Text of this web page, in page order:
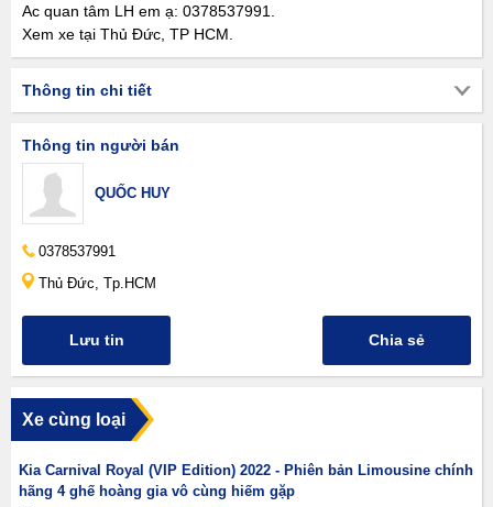
Ac quan tâm LH em ạ: 0378537991.
Xem xe tại Thủ Đức, TP HCM.
Thông tin chi tiết
Thông tin người bán
QUỐC HUY
0378537991
Thủ Đức, Tp.HCM
Lưu tin Chia sẻ
Xe cùng loại
Kia Carnival Royal (VIP Edition) 2022 - Phiên bản Limousine chính
hãng 4 ghế hoàng gia vô cùng hiếm gặp